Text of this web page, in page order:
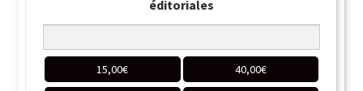
éditoriales
15,00€ 40,00€